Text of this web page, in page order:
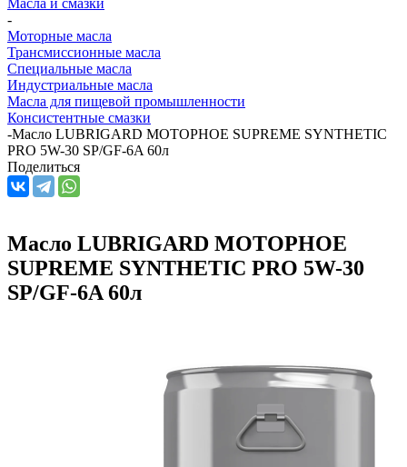
-
Моторные масла
Трансмиссионные масла
Специальные масла
Индустриальные масла
Масла для пищевой промышленности
Консистентные смазки
-Масло LUBRIGARD МОТОРНОЕ SUPREME SYNTHETIC
PRO 5W-30 SP/GF-6A 60л
Поделиться
Масло LUBRIGARD МОТОРНОЕ
SUPREME SYNTHETIC PRO 5W-30
SP/GF-6A 60л